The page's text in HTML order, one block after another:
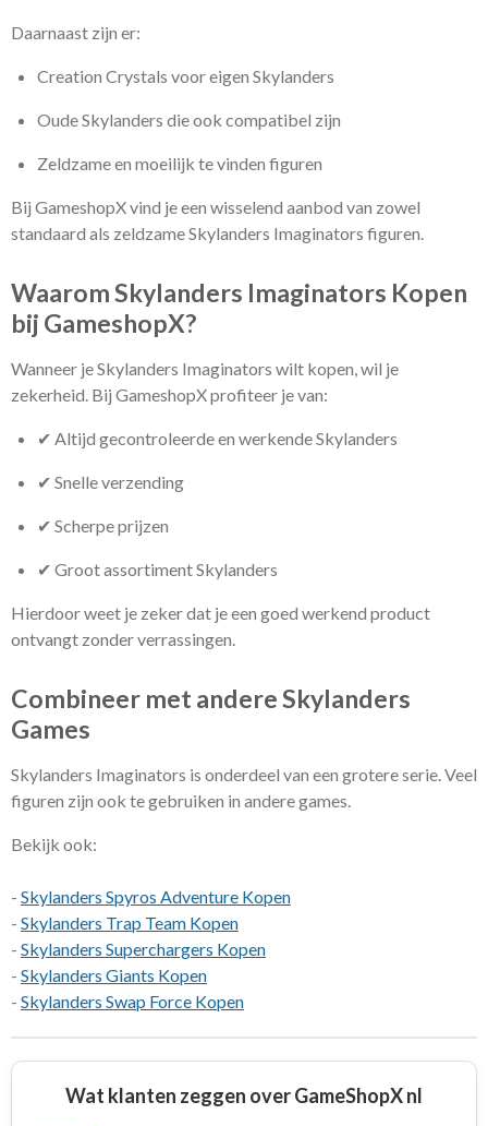
Daarnaast zijn er:
Creation Crystals voor eigen Skylanders
Oude Skylanders die ook compatibel zijn
Zeldzame en moeilijk te vinden figuren
Bij GameshopX vind je een wisselend aanbod van zowel
standaard als zeldzame Skylanders Imaginators figuren.
Waarom Skylanders Imaginators Kopen
bij GameshopX?
Wanneer je Skylanders Imaginators wilt kopen, wil je
zekerheid. Bij GameshopX profiteer je van:
✔ Altijd gecontroleerde en werkende Skylanders
✔ Snelle verzending
✔ Scherpe prijzen
✔ Groot assortiment Skylanders
Hierdoor weet je zeker dat je een goed werkend product
ontvangt zonder verrassingen.
Combineer met andere Skylanders
Games
Skylanders Imaginators is onderdeel van een grotere serie. Veel
figuren zijn ook te gebruiken in andere games.
Bekijk ook:
- Skylanders Spyros Adventure Kopen
- Skylanders Trap Team Kopen
- Skylanders Superchargers Kopen
- Skylanders Giants Kopen
- Skylanders Swap Force Kopen
Wat klanten zeggen over GameShopX nl